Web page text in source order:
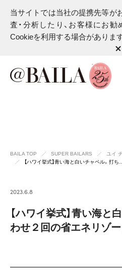
当サイトでは当社の提携先等が
査・分析したり、お客様にお
Cookieを利用する場合がありま
BAILA TOP SUPER BAILARS
ユイ
【ハワイ挙式】青い海と白いチャペル。打ち…
2023.6.8
【ハワイ挙式】青い海と
わせ２回の省エネリゾ